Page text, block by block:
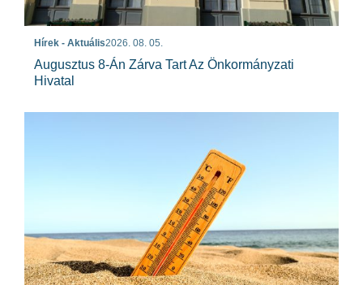
Hírek - Aktuális2026. 08. 05.
Augusztus 8-Án Zárva Tart Az Önkormányzati
Hivatal